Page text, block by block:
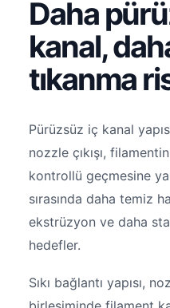
Daha
kanal,
tıkanma
Pürüzsüz iç kanal
nozzle çıkışı,
kontrollü geçmesine
sırasında daha temiz
ekstrüzyon ve daha
hedefler.
Sıkı bağlantı yapısı,